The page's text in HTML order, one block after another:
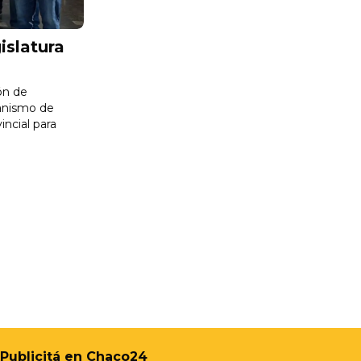
de
de
para
Publicitá en Chaco24